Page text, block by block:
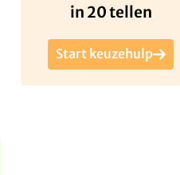
in 20 tellen
Start keuzehulp